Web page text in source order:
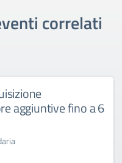
correlati
aggiuntive fino a 6